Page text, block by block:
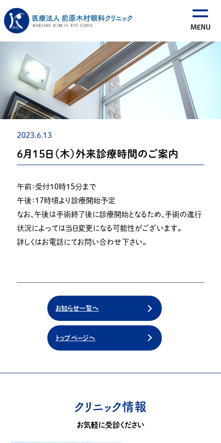
2023.6.13
６月１５日（木）外来診療時間のご案内
午前：受付１０時１５分まで
午後：１７時頃より診療開始予定
なお、午後は手術終了後に診療開始となるため、手術の進行
状況によっては当日変更になる可能性がございます。
詳しくはお電話にてお問い合わせ下さい。
お知らせ一覧へ
トップページへ
クリニック情報
お気軽に受診ください